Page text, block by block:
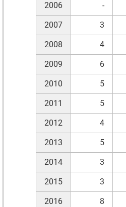
2006 -
2007 3
2008 4
2009 6
2010 5
2011 5
2012 4
2013 5
2014 3
2015 3
2016 8